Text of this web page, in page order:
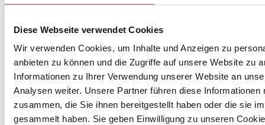
Diese Webseite verwendet Cookies
Wir verwenden Cookies, um Inhalte und Anzeigen zu
anbieten zu können und die Zugriffe auf unsere Website zu
Informationen zu Ihrer Verwendung unserer Website an
Analysen weiter. Unsere Partner führen diese
zusammen, die Sie ihnen bereitgestellt haben oder die sie
gesammelt haben. Sie geben Einwilligung zu unseren
Versandkosten. Eine Barauszahlung ist nicht möglich.
Unser Dankeschön für deinen Einkauf ab 100 €